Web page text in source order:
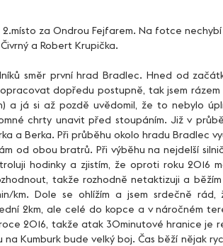
za Ondrou Fejfarem. Na fotce
Čivrný a Robert Krupička.
dopředu postupně, tak jsem
a já si až pozdě uvědomil, že to nebylo
chrty unavit před stoupáním. Již v
a Berka. Při průběhu okolo hradu Bradlec
od obou bratrů. Při výběhu na nejdelší
hodinky a zjistím, že oproti roku 2016
takže rozhodně netaktizuji a
km. Dole se ohlížím a jsem srdečně rád,
2km, ale celé do kopce a v náročném
2016, takže atak 30minutové hranice je
Kumburk bude velký boj. Čas běží nějak